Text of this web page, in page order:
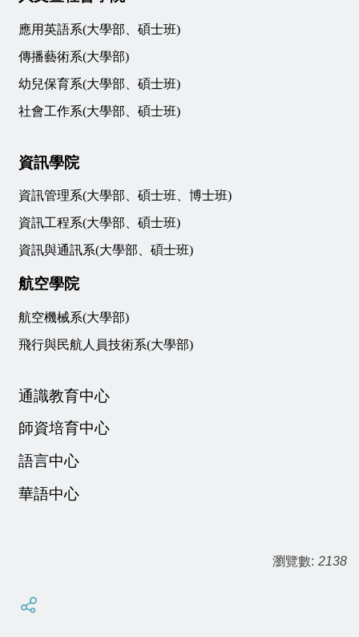
應用英語系(大學部、碩士班)
傳播藝術系(大學部)
幼兒保育系(大學部、碩士班)
社會工作系(大學部、碩士班)
資訊學院
資訊管理系(大學部、碩士班、博士班)
資訊工程系(大學部、碩士班)
資訊與通訊系(大學部、碩士班)
航空學院
航空機械系(大學部)
飛行與民航人員技術系(大學部)
通識教育中心
師資培育中心
語言中心
華語中心
瀏覽數: 2138